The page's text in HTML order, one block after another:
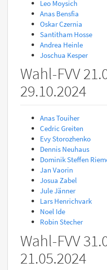
Leo Moysich
Anas Bensfia
Oskar Czernia
Santitham Hosse
Andrea Heinle
Joschua Kesper
Wahl-FVV
29.10.2024
Anas Touiher
Cedric Greiten
Evy Storozhenko
Dennis Neuhaus
Dominik Steffen
Jan Vaorin
Josua Zabel
Jule Jänner
Lars Henrichvark
Noel Ide
Robin Stecher
Wahl-FVV
21.05.2024